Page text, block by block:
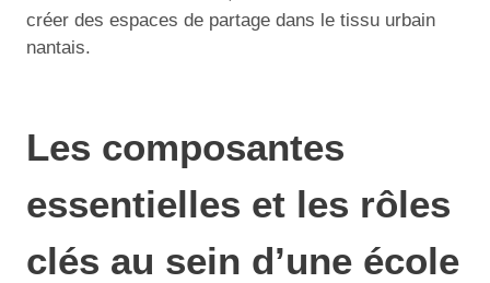
créer des espaces de partage dans le tissu urbain
nantais.
Les composantes
essentielles et les rôles
clés au sein d’une école